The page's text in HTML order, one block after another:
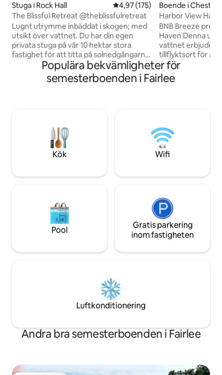
Stuga i Rock Hall 4,97 av 5 i genomsnittligt
4,97 (175)
The Blissful Retreat @theblissfulretreat
Lugnt utrymme inbäddat i skogen; med
utsikt över vattnet. Du har din egen
privata stuga på vår 10 hektar stora
fastighet för att titta på solnedgångarna
och njuta av naturen runt omkring. Du
kommer att se rådjur, kaniner, grodor,
sköldpaddor, fåglar och så mycket mer
regelbunden användning av ett ozonljus.
Kolla in oss på insta för mer lycka —
theblissfulretreat och FB —
theblissfulretreatrockhall
Boende i
Harbor View
bubbelpool +
BNB Breeze
Haven Denna
vattnet erbjuder
tillflyktsort för att
om med
önskvärda
läge vid vattnet
espressomaskin
kajaker 🚴 Cyklar
Pingisbord Utsikt
Populära bekvämligheter för
semesterboenden i Fairlee
Kök Wifi
Pool
Gratis parkering
inom fastigheten
Luftkonditionering
Andra bra semesterboenden i Fairlee